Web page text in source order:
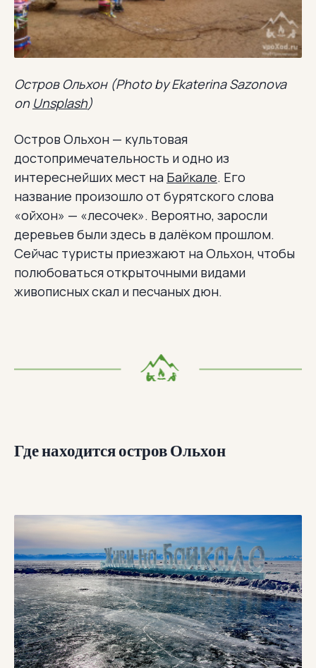
Остров Ольхон (Photo by Ekaterina Sazonova
on Unsplash)
Остров Ольхон — культовая
достопримечательность и одно из
интереснейших мест на Байкале. Его
название произошло от бурятского слова
«ойхон» — «лесочек». Вероятно, заросли
деревьев были здесь в далёком прошлом.
Сейчас туристы приезжают на Ольхон, чтобы
полюбоваться открыточными видами
живописных скал и песчаных дюн.
Где находится остров Ольхон